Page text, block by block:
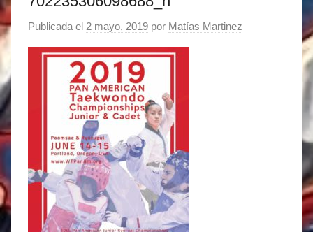
Publicada el 2 mayo, 2019 por Matías Martinez